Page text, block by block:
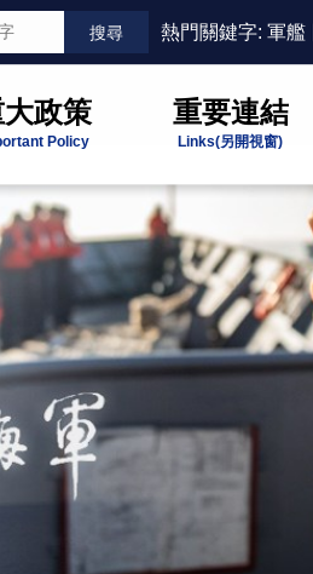
熱門關鍵字: 軍艦
政策
Policy
重要連結
Links(另開視窗)